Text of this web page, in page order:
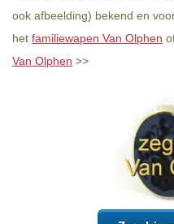
ook afbeelding) bekend en
het familiewapen Van Olphen
Van Olphen >>